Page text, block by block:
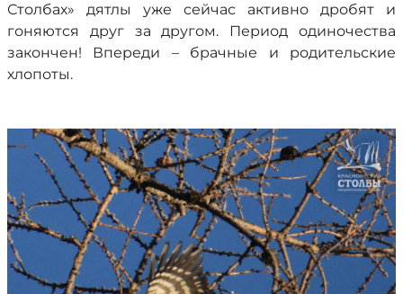
Столбах» дятлы уже сейчас активно дробят и
гоняются друг за другом. Период одиночества
закончен! Впереди – брачные и родительские
хлопоты.